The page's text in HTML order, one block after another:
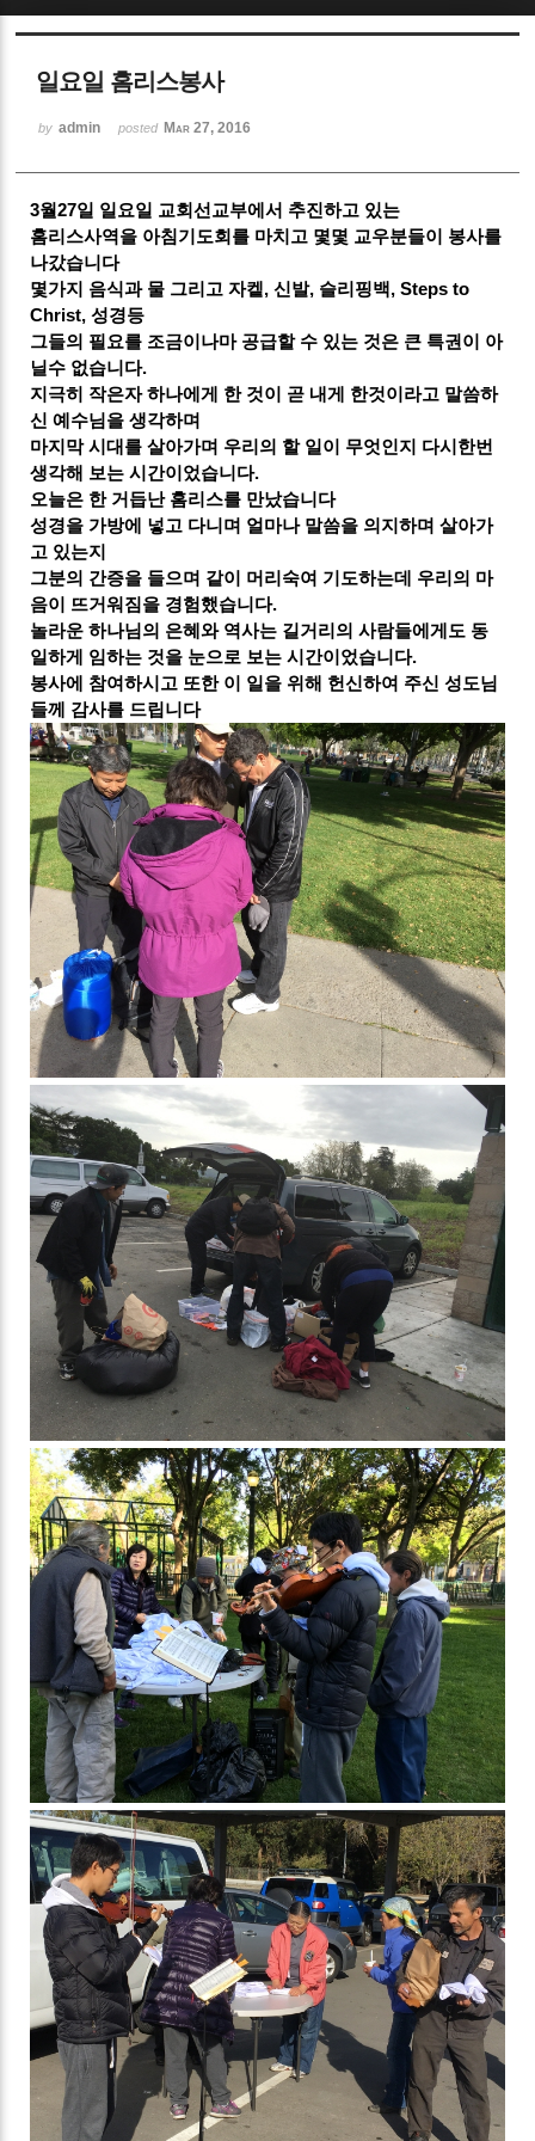
일요일 홈리스봉사
by admin posted Mar 27, 2016
3월27일 일요일 교회선교부에서 추진하고 있는
홈리스사역을 아침기도회를 마치고 몇몇 교우분들이 봉사를
나갔습니다
몇가지 음식과 물 그리고 자켙, 신발, 슬리핑백, Steps to
Christ, 성경등
그들의 필요를 조금이나마 공급할 수 있는 것은 큰 특권이 아
닐수 없습니다.
지극히 작은자 하나에게 한 것이 곧 내게 한것이라고 말씀하
신 예수님을 생각하며
마지막 시대를 살아가며 우리의 할 일이 무엇인지 다시한번
생각해 보는 시간이었습니다.
오늘은 한 거듭난 홈리스를 만났습니다
성경을 가방에 넣고 다니며 얼마나 말씀을 의지하며 살아가
고 있는지
그분의 간증을 들으며 같이 머리숙여 기도하는데 우리의 마
음이 뜨거워짐을 경험했습니다.
놀라운 하나님의 은혜와 역사는 길거리의 사람들에게도 동
일하게 임하는 것을 눈으로 보는 시간이었습니다.
봉사에 참여하시고 또한 이 일을 위해 헌신하여 주신 성도님
들께 감사를 드립니다
Sketchbook5, 스케치북5
Sketchbook5, 스케치북5